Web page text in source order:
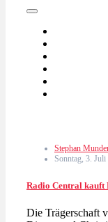
Stephan
Sonntag, 3. Juli
Radio Central kauft
Die Trägerschaft